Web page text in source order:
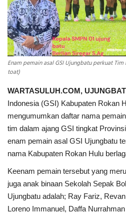
Enam pemain asal GSI Ujungbatu perkuat
toat)
WARTASULUH.COM,
Indonesia (GSI) Kabupaten Rokan
mengumumkan daftar nama
tim dalam ajang GSI tingkat
enam pemain asal GSI Ujungbatu
nama Kabupaten Rokan Hulu
Keenam pemain tersebut yang
juga anak binaan Sekolah Sepak
Ujungbatu adalah; Ray Fariz,
Loreno Immanuel, Daffa